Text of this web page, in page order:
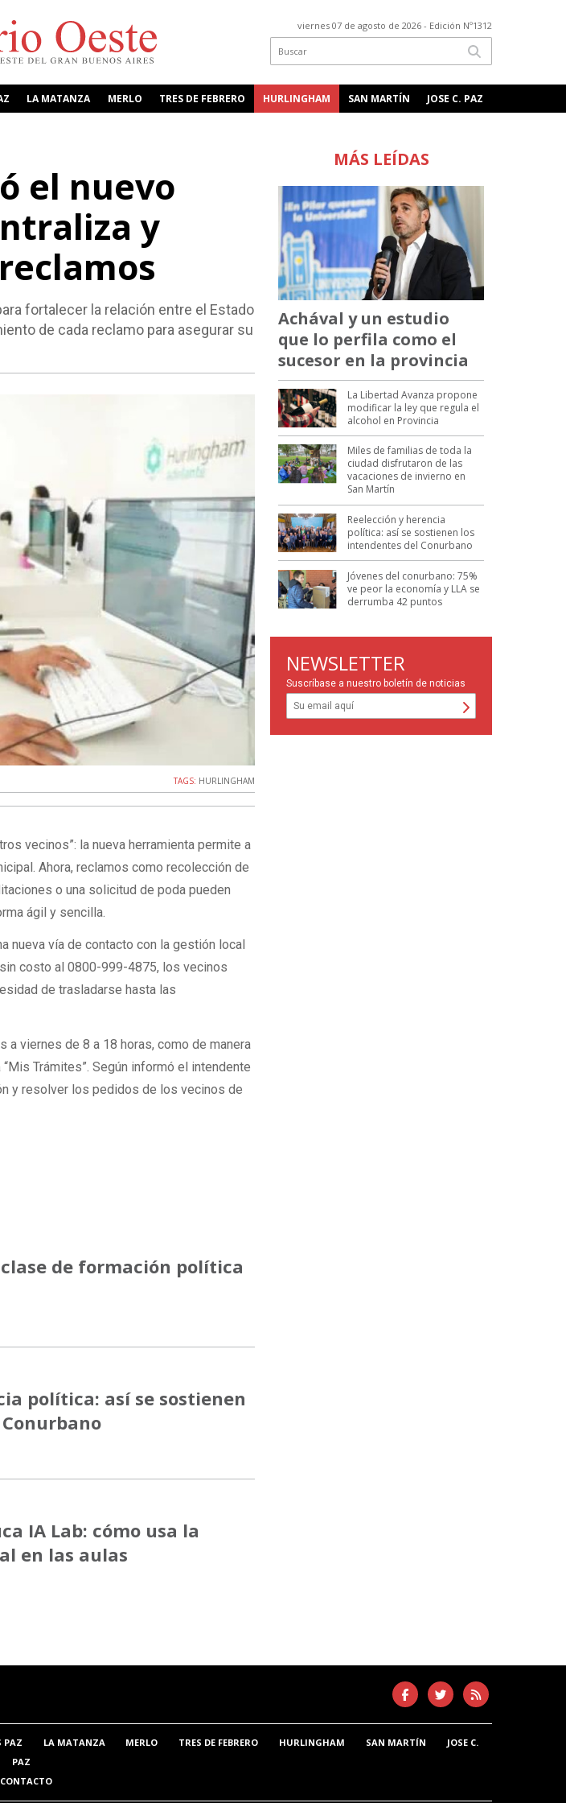
viernes 07 de agosto de 2026 - Edición Nº1312
LA MATANZA MERLO TRES DE FEBRERO HURLINGHAM SAN MARTÍN JOSE C. PAZ
el nuevo
y
fortalecer la relación entre el Estado
de cada reclamo para asegurar su
TAGS: HURLINGHAM
vecinos”: la nueva herramienta permite a
Ahora, reclamos como recolección de
o una solicitud de poda pueden
ágil y sencilla.
nueva vía de contacto con la gestión local
costo al 0800-999-4875, los vecinos
de trasladarse hasta las
viernes de 8 a 18 horas, como de manera
Trámites”. Según informó el intendente
y resolver los pedidos de los vecinos de
de formación política
política: así se sostienen
IA Lab: cómo usa la
en las aulas
MÁS LEÍDAS
Achával y un estudio
que lo perfila como el
sucesor en la provincia
La Libertad Avanza propone
modificar la ley que regula el
alcohol en Provincia
Miles de familias de toda la
ciudad disfrutaron de las
vacaciones de invierno en
San Martín
Reelección y herencia
política: así se sostienen los
intendentes del Conurbano
Jóvenes del conurbano: 75%
ve peor la economía y LLA se
derrumba 42 puntos
NEWSLETTER
Suscríbase a nuestro boletín de noticias
PAZ LA MATANZA MERLO TRES DE FEBRERO HURLINGHAM SAN MARTÍN
JOSE C.
PAZ
CONTACTO